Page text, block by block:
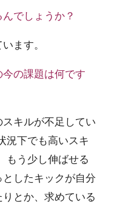
でしょうか？
ます。
の課題は何です
キルが不足してい
況下でも高いスキ
もう少し伸ばせる
したキックが自分
とか、求めている